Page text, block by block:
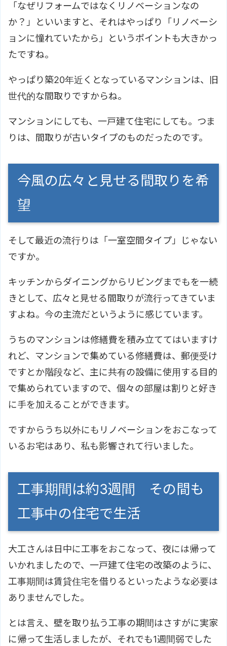
「なぜリフォームではなくリノベーションなの
か？」といいますと、それはやっぱり「リノベーシ
ョンに憧れていたから」というポイントも大きかっ
たですね。
やっぱり築20年近くとなっているマンションは、旧
世代的な間取りですからね。
マンションにしても、一戸建て住宅にしても。つま
りは、間取りが古いタイプのものだったのです。
今風の広々と見せる間取りを希
望
そして最近の流行りは「一室空間タイプ」じゃない
ですか。
キッチンからダイニングからリビングまでもを一続
きとして、広々と見せる間取りが流行ってきていま
すよね。今の主流だというように感じています。
うちのマンションは修繕費を積み立ててはいますけ
れど、マンションで集めている修繕費は、郵便受け
ですとか階段など、主に共有の設備に使用する目的
で集められていますので、個々の部屋は割りと好き
に手を加えることができます。
ですからうち以外にもリノベーションをおこなって
いるお宅はあり、私も影響されて行いました。
工事期間は約3週間 その間も
工事中の住宅で生活
大工さんは日中に工事をおこなって、夜には帰って
いかれましたので、一戸建て住宅の改築のように、
工事期間は賃貸住宅を借りるといったような必要は
ありませんでした。
とは言え、壁を取り払う工事の期間はさすがに実家
に帰って生活しましたが、それでも1週間弱でした